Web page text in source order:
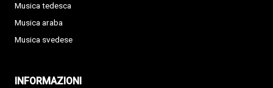
Musica tedesca
Musica araba
Musica svedese
INFORMAZIONI